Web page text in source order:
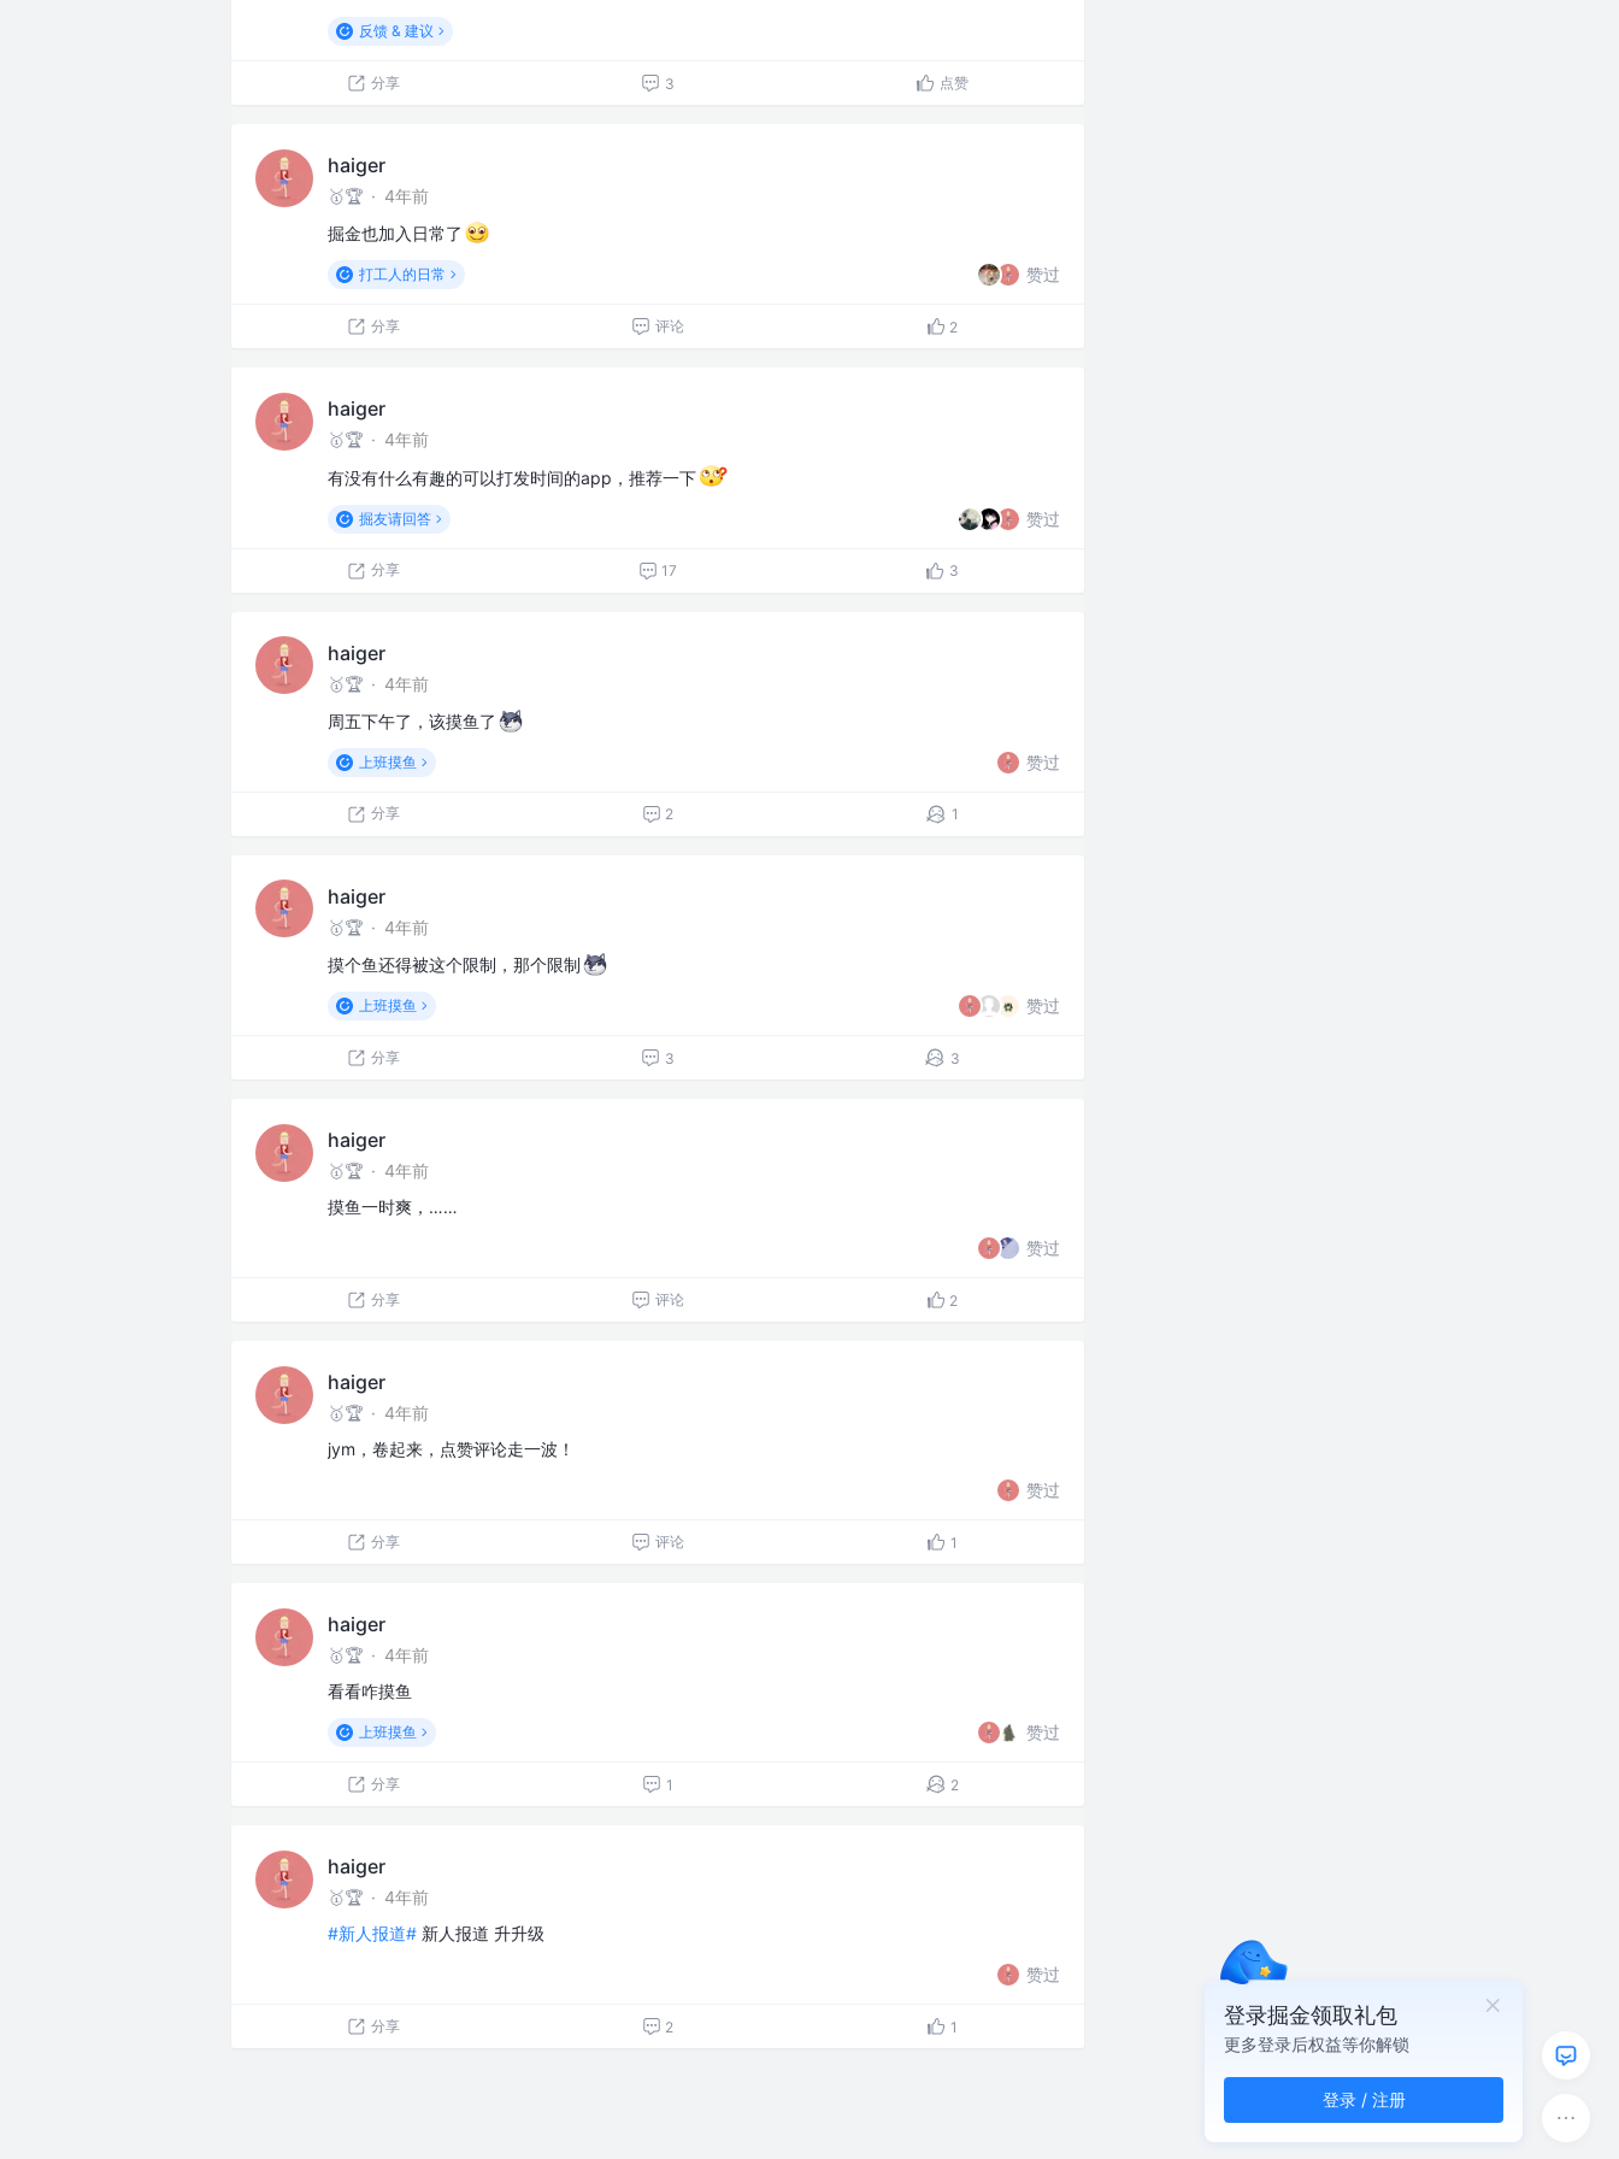
反馈 & 建议
分享 3 点赞
haiger
🥇🏆 · 4年前
掘金也加入日常了
打工人的日常 赞过
分享 评论 2
haiger
🥇🏆 · 4年前
有没有什么有趣的可以打发时间的app，推荐一下
掘友请回答 赞过
分享 17 3
haiger
🥇🏆 · 4年前
周五下午了，该摸鱼了
上班摸鱼 赞过
分享 2 1
haiger
🥇🏆 · 4年前
摸个鱼还得被这个限制，那个限制
上班摸鱼 赞过
分享 3 3
haiger
🥇🏆 · 4年前
摸鱼一时爽，……
赞过
分享 评论 2
haiger
🥇🏆 · 4年前
jym，卷起来，点赞评论走一波！
赞过
分享 评论 1
haiger
🥇🏆 · 4年前
看看咋摸鱼
上班摸鱼 赞过
分享 1 2
haiger
🥇🏆 · 4年前
#新人报道# 新人报道 升升级
赞过
分享 2 1 登录掘金领取礼包
更多登录后权益等你解锁
登录 / 注册